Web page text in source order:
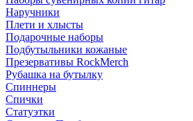
Наручники
Плети и хлысты
Подарочные наборы
Подбутыльники кожаные
Презервативы RockMerch
Рубашка на бутылку
Спиннеры
Спички
Статуэтки